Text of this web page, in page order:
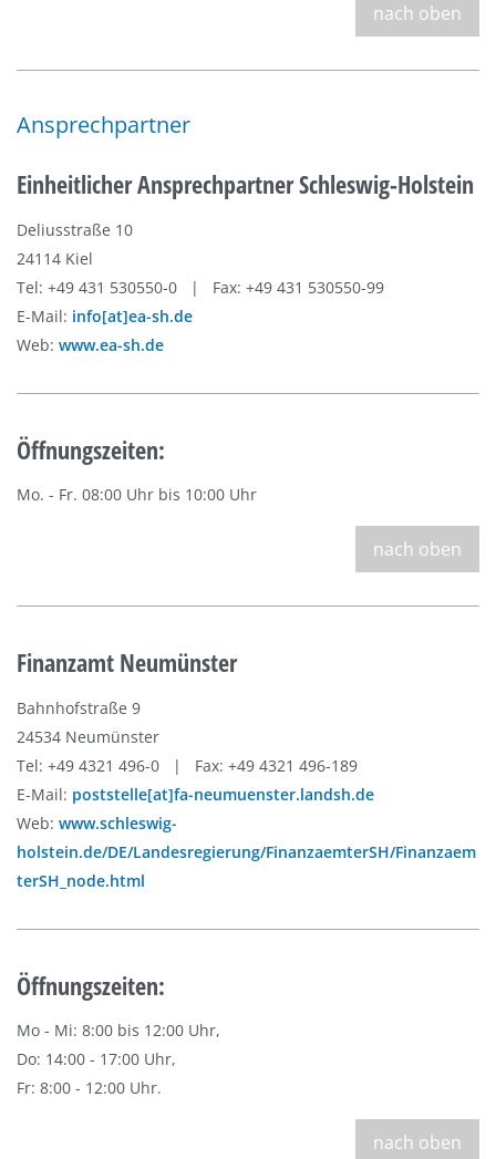
nach oben
Ansprechpartner
Einheitlicher Ansprechpartner Schleswig-Holstein
Deliusstraße 10
24114 Kiel
Tel: +49 431 530550-0 | Fax: +49 431 530550-99
E-Mail: info[at]ea-sh.de
Web: www.ea-sh.de
Öffnungszeiten:
Mo. - Fr. 08:00 Uhr bis 10:00 Uhr
nach oben
Finanzamt Neumünster
Bahnhofstraße 9
24534 Neumünster
Tel: +49 4321 496-0 | Fax: +49 4321 496-189
E-Mail: poststelle[at]fa-neumuenster.landsh.de
Web: www.schleswig-
holstein.de/DE/Landesregierung/FinanzaemterSH/Finanzaem
terSH_node.html
Öffnungszeiten:
Mo - Mi: 8:00 bis 12:00 Uhr,
Do: 14:00 - 17:00 Uhr,
Fr: 8:00 - 12:00 Uhr.
nach oben